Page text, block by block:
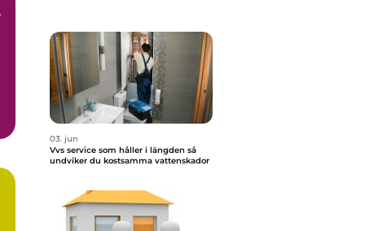
03. jun
Vvs service som håller i längden så
undviker du kostsamma vattenskador